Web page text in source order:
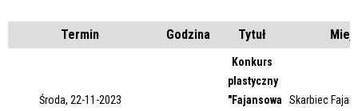
Termin Godzina Tytuł
Środa, 22-11-2023
Konkurs
plastyczny
"Fajansowa
Skarbiec